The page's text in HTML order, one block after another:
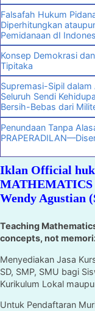
Falsafah Hukum
Diperhitungkan
Pemidanaan dI
Konsep Demokrasi
Tipitaka
Supremasi-Sipil
Seluruh Sendi
Bersih-Bebas dari
Penundaan Tanpa
Iklan Official
MATHEMATICS
Wendy Agustian
Teaching
concepts, not
Menyediakan Jasa
SD, SMP, SMU bagi
Kurikulum Lokal
Untuk Pendaftaran